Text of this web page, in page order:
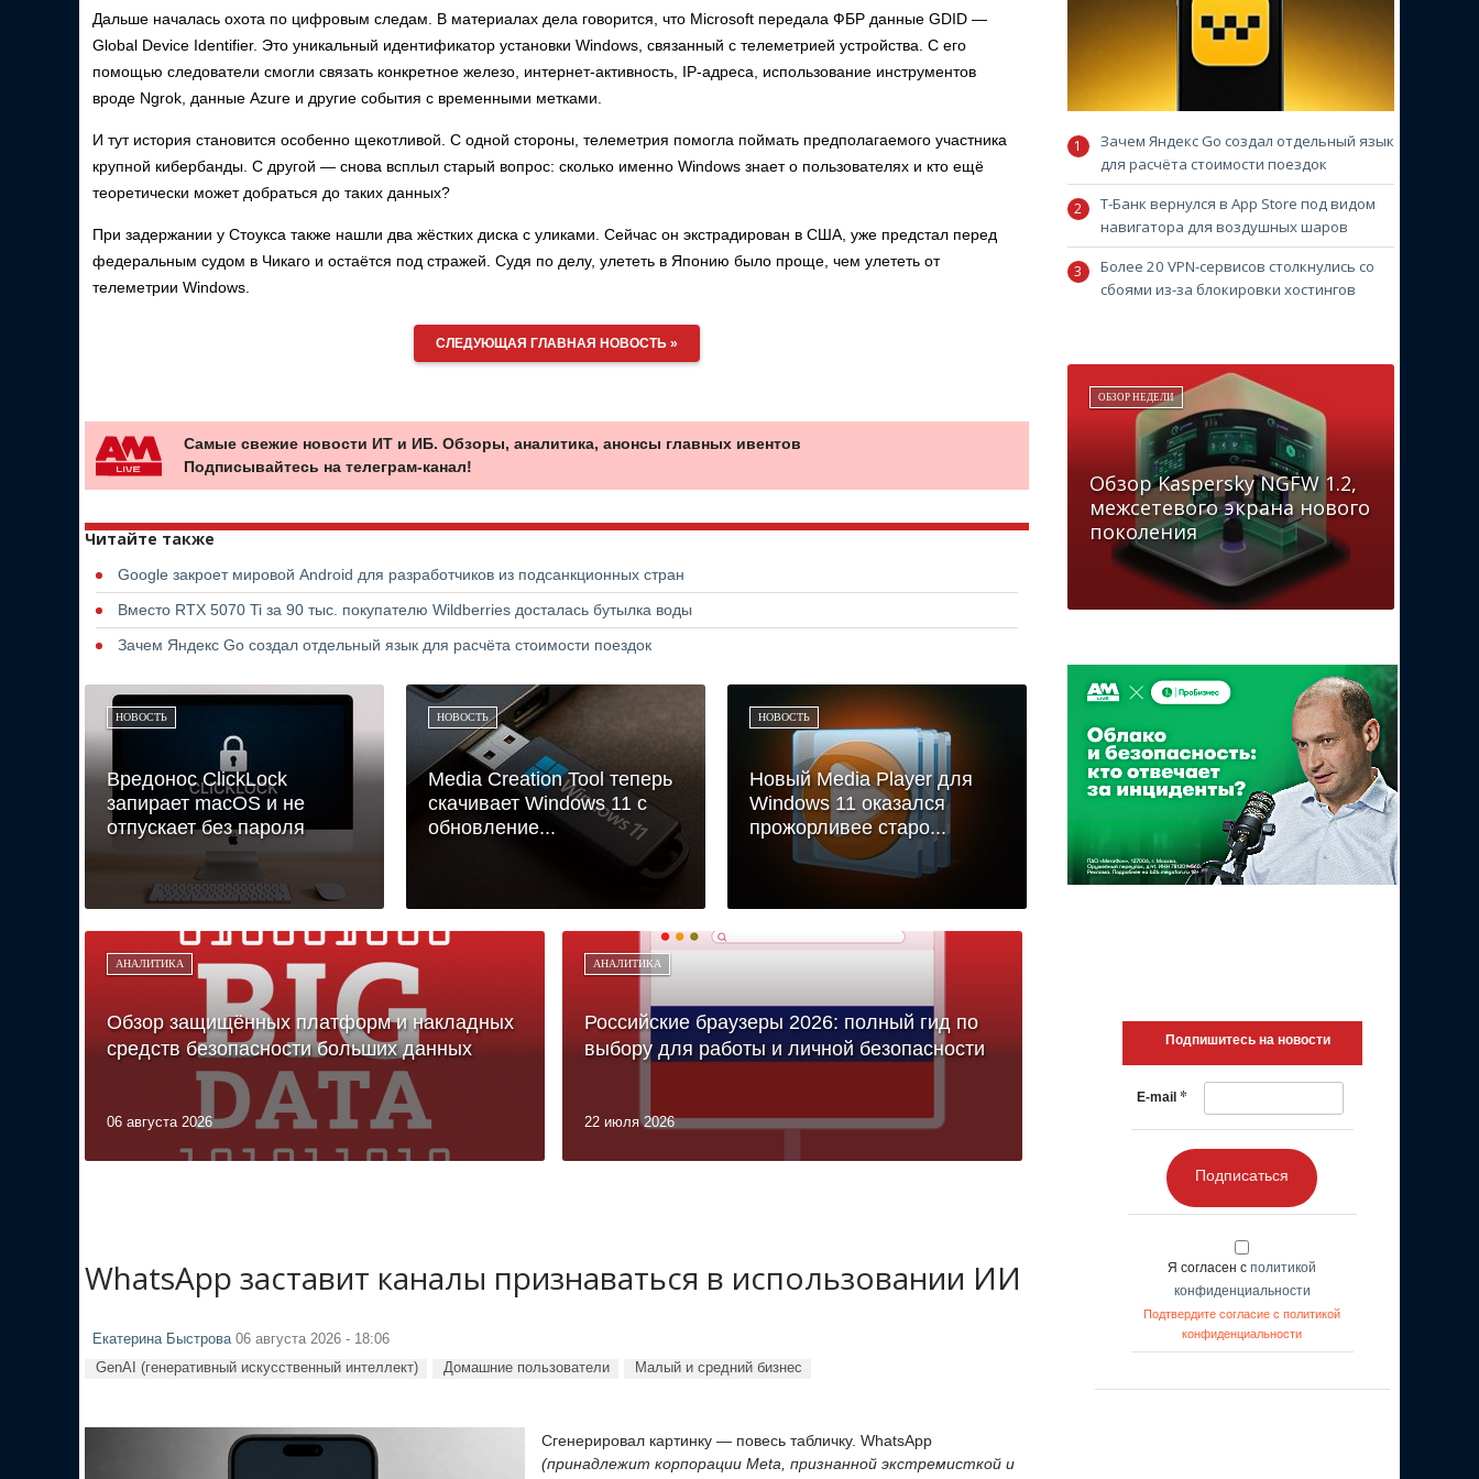
Дальше началась охота по цифровым следам. В материалах дела говорится, что Microsoft передала ФБР данные GDID —
Global Device Identifier. Это уникальный идентификатор установки Windows, связанный с телеметрией устройства. С его
помощью следователи смогли связать конкретное железо, интернет-активность, IP-адреса, использование инструментов
вроде Ngrok, данные Azure и другие события с временными метками.
И тут история становится особенно щекотливой. С одной стороны, телеметрия помогла поймать предполагаемого участника
крупной кибербанды. С другой — снова всплыл старый вопрос: сколько именно Windows знает о пользователях и кто ещё
теоретически может добраться до таких данных?
При задержании у Стоукса также нашли два жёстких диска с уликами. Сейчас он экстрадирован в США, уже предстал перед
федеральным судом в Чикаго и остаётся под стражей. Судя по делу, улететь в Японию было проще, чем улететь от
телеметрии Windows.
СЛЕДУЮЩАЯ ГЛАВНАЯ НОВОСТЬ »
Самые свежие новости ИТ и ИБ. Обзоры, аналитика, анонсы главных ивентов
Подписывайтесь на телеграм-канал!
Читайте также
Google закроет мировой Android для разработчиков из подсанкционных стран
Вместо RTX 5070 Ti за 90 тыс. покупателю Wildberries досталась бутылка воды
Зачем Яндекс Go создал отдельный язык для расчёта стоимости поездок
НОВОСТЬ
Вредонос ClickLock
запирает macOS и не
отпускает без пароля
НОВОСТЬ
Media Creation Tool теперь
скачивает Windows 11 с
обновление...
НОВОСТЬ
Новый Media Player для
Windows 11 оказался
прожорливее старо...
АНАЛИТИКА
Обзор защищённых платформ и накладных
средств безопасности больших данных
06 августа 2026
АНАЛИТИКА
Российские браузеры 2026: полный гид по
выбору для работы и личной безопасности
22 июля 2026
WhatsApp заставит каналы признаваться в использовании ИИ
Екатерина Быстрова 06 августа 2026 - 18:06
GenAI (генеративный искусственный интеллект) Домашние пользователи Малый и средний бизнес
Сгенерировал картинку — повесь табличку. WhatsApp
(принадлежит корпорации Meta, признанной экстремисткой и
Зачем Яндекс Go создал отдельный язык
для расчёта стоимости поездок
Т-Банк вернулся в App Store под видом
навигатора для воздушных шаров
Более 20 VPN-сервисов столкнулись со
сбоями из-за блокировки хостингов
ОБЗОР НЕДЕЛИ
Обзор Kaspersky NGFW 1.2,
межсетевого экрана нового
поколения
Подпишитесь на новости
E-mail *
Подписаться
Я согласен с политикой
конфиденциальности
Подтвердите согласие с политикой
конфиденциальности